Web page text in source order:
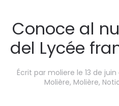
Conoce al
del Lycée
Écrit par moliere le 13 de juin
Molière, Molière,